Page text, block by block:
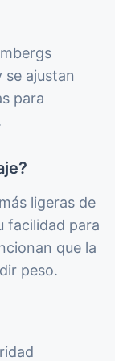
ajustan
para
ligeras de
facilidad para
que la
peso.